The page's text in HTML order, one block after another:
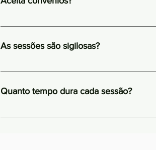
Apenas pelo sistema de reembolso.
para seu plano de saúde, através do
As sessões são sigilosas?
O sigilo, como psicóloga, é um princípio
iminente de dano ao paciente ou a
Quanto tempo dura cada sessão?
A terapia de casal tem em média a